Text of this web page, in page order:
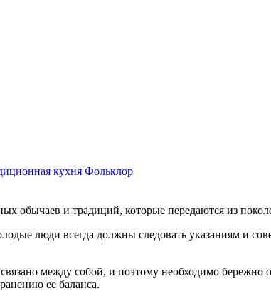
кухня Фольклор
обычаев и традиций, которые передаются из
люди всегда должны следовать указаниям и
между собой, и поэтому необходимо бережно
ее баланса.